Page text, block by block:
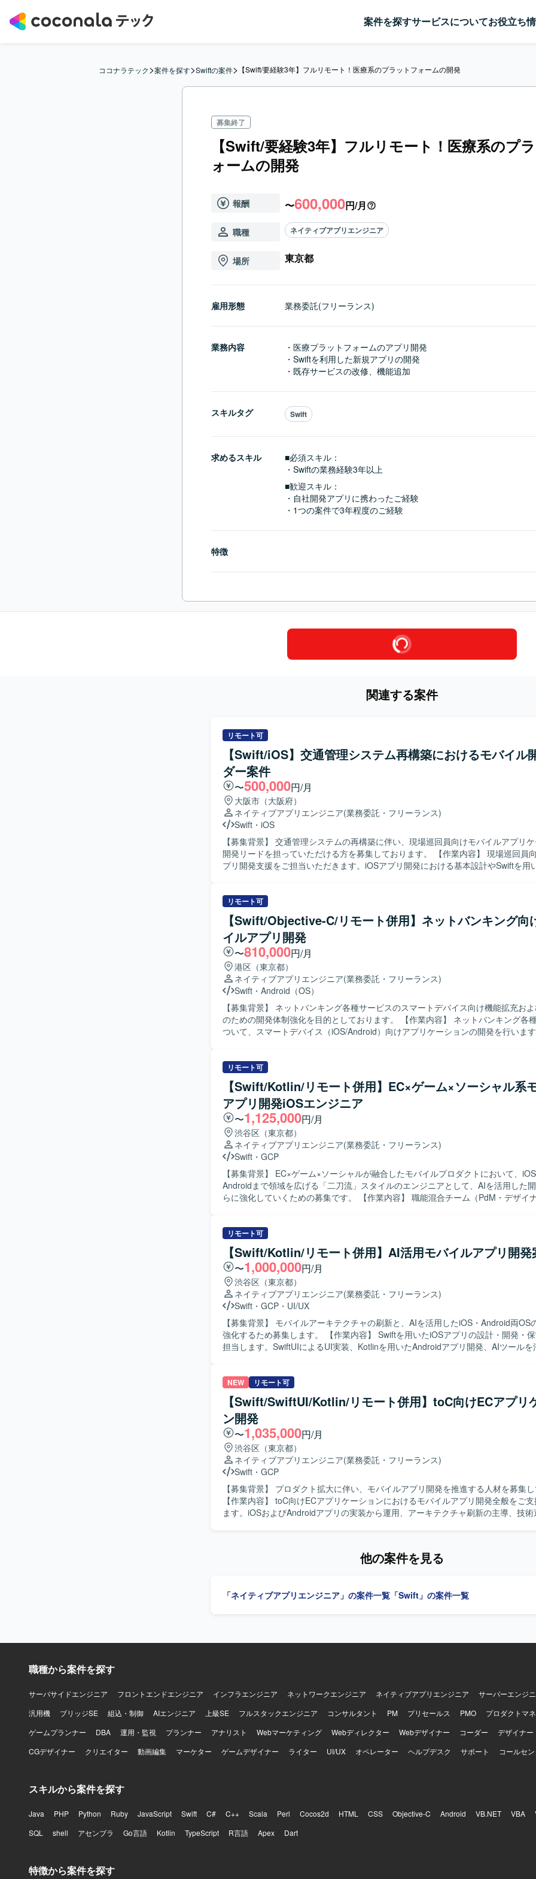
案件を探すサービスについてお役立ち
ココナラテック>案件を探す>Swiftの案件> 【Swift/要経験3年】フルリモート！医療系のプラットフォームの開発
募集終了
【Swift/要経験3年】フルリモート！医療系のプ
ォームの開発
報酬 〜600,000円/月
職種 ネイティブアプリエンジニア
場所 東京都
雇用形態 業務委託(フリーランス)
業務内容
・医療プラットフォームのアプリ開発
・Swiftを利用した新規アプリの開発
・既存サービスの改修、機能追加
スキルタグ Swift
求めるスキル
■必須スキル：
・Swiftの業務経験3年以上
■歓迎スキル：
・自社開発アプリに携わったご経験
・1つの案件で3年程度のご経験
特徴
関連する案件
リモート可
【Swift/iOS】交通管理システム再構築におけるモバイル
ダー案件
〜500,000円/月
大阪市（大阪府）
ネイティブアプリエンジニア(業務委託・フリーランス)
Swift ・ iOS
【募集背景】 交通管理システムの再構築に伴い、現場巡回員向けモバイルアプリ
開発リードを担っていただける方を募集しております。 【作業内容】 現場巡回員向けiPhoneア
プリ開発支援をご担当いただきます。iOSアプリ開発における基本設計やSwiftを用
で一貫して対応していただきます。アプリでは点検情報登録、交通状況入力、写真
報告などの機能を想定しております。 【求める人物像】 モバイルアプリ開発において主体的に
設計方針や開発方針を整理し、関係者と円滑にコミュニケーションを取りながら仕
術課題整理を推進できる方を求めております。開発メンバーを技術面からリードし
や生産性の向上に意欲的に取り組んでいただける方が望ましいです。 【ポジションの魅力】 交
通インフラ領域の重要なシステム再構築プロジェクトにおいて、モバイル開発リー
上流工程から後続工程まで広く関わっていただけます。業務系モバイルアプリや位
真登録などの機能を通じて、現場業務の効率化や安全性向上に貢献できる点が魅力
後、AI開発支援ツールを活用した開発手法の検討にも関与いただける可能性があります
発環境】 iOS（iPhone）向けアプリケーション開発環境を想定しており、Swiftを
行います。バックエンドではJava／Spring Boot、フロントエンドではReact等の技
と連携する想定です。また、AI開発支援ツールの活用を検討している環境です。
リモート可
【Swift/Objective-C/リモート併用】ネットバンキング向
イルアプリ開発
〜810,000円/月
港区（東京都）
ネイティブアプリエンジニア(業務委託・フリーランス)
Swift ・ Android（OS）
【募集背景】 ネットバンキング各種サービスのスマートデバイス向け機能拡充お
のための開発体制強化を目的としております。 【作業内容】 ネットバンキング各種サービスに
ついて、スマートデバイス（iOS/Android）向けアプリケーションの開発を行いま
から実装、テストまで対応できる方を求めております。関係者とコミュニケーショ
がら、品質とユーザビリティを意識した開発ができる方を歓迎いたします。 【ポジションの魅
力】 金融系ネットバンキングサービスの開発に関わることで、大規模なユーザー
スのモバイルアプリ開発経験を積むことができます。iOS/Androidいずれかの専門
つ、金融ドメインの知見も深めていただけます。 【開発環境】 iOS/Android向けモバイルアプ
リ開発環境（Objective-C、Swiftを用いた開発が想定されます）。
リモート可
【Swift/Kotlin/リモート併用】EC×ゲーム×ソーシャル系
アプリ開発iOSエンジニア
〜1,125,000円/月
渋谷区（東京都）
ネイティブアプリエンジニア(業務委託・フリーランス)
Swift ・ GCP
【募集背景】 EC×ゲーム×ソーシャルが融合したモバイルプロダクトにおいて、
Androidまで領域を広げる「二刀流」スタイルのエンジニアとして、AIを活用した
らに強化していくための募集です。 【作業内容】 職能混合チーム（PdM・デザイナー・エンジ
クチャ設計を含めた実装・運用全般を担っていただきます。あわせて、Kotlinを用
アプリ開発にも関与し、Jetpack ComposeによるUI実装など、iOS側の知見を活か
の開発を行っていただきます。ClaudeなどのAIツールを活用しながら実装計画の
生成、レビューの効率化を進め、モバイルアーキテクチャの設計やドメイン分離に
列性向上に向けた刷新を推進していただきます。また、PdM・デザイナーと連携
数値やKPIに基づいた機能開発、リリース後の効果分析までを通してプロダクト開
っていただきます。 【求める人物像】 プロダクトのミッションやバリューに共感し、EC体験
の可能性に興味をお持ちの方を求めています。変化の大きい環境の中でも挑戦を楽
トウェアを軸に大きなチャレンジをしたいと考えている方にマッチします。事業や
距離で数値やユーザーの声を捉えながら、主体的に開発をリードしていける方を歓
【ポジションの魅力】 少数精鋭のチームにおいて、自ら設計したモバイルアーキ
Android両OSの「二刀流」開発プロセスを自ら設計し、AI時代のモバイル開発の在
ながら探求していくことができます。EC×ゲーム×ソーシャルが組み合わさった複
で、高度な状態管理やパフォーマンス最適化に取り組むことで、エンジニアとして
大きく高めていただけます。 【開発環境】 Swift、Kotlin、Goを用いた開発を行い、UIフレーム
ワークとしてSwiftUIやJetpack Composeを採用しています。Android Architecture
やMVVMなどのアーキテクチャを活用し、XcodeおよびAndroid Studio上で開発を
ンフラにはGoogle Cloudを用い、gRPCやProtocol Buffersによる通信、Bitriseや
Actions、Cloud Buildを用いたCI/CDを構築しています。Terraformによる構成管理
やCloud Monitoringなどのモニタリング基盤、BigQueryやLooker Studioによる分
によるQA自動化、ClaudeやGitHub CopilotなどのAIツール群、GitHub・Slack・
を組み合わせたモダンな開発環境で、アジャイル開発を実践しています。
リモート可
【Swift/Kotlin/リモート併用】AI活用モバイルアプリ開発
〜1,000,000円/月
渋谷区（東京都）
ネイティブアプリエンジニア(業務委託・フリーランス)
Swift ・ GCP ・ UI/UX
【募集背景】 モバイルアーキテクチャの刷新と、AIを活用したiOS・Android両OS
強化するため募集します。 【作業内容】 Swiftを用いたiOSアプリの設計・開発・保守・運用を
担当します。SwiftUIによるUI実装、Kotlinを用いたAndroidアプリ開発、AIツールを
クトの価値向上に向けて、オーナーシップを持ち挑戦を続けられる方を求めていま
速い環境で、チームと連携しながら成果創出に取り組める方に適したポジションです。
ションの魅力】 モバイルアーキテクチャの設計や技術選定に深く関与できます。
iOS・Android両OSの開発プロセスを構築し、複雑なEC・ゲーム・ソーシャル領域
難度な技術課題に取り組めます。 【開発環境】 Swift、Kotlin、Go、SwiftUI、Jetpack
Compose、Google Cloud、gRPC、Protocol Buffers、Bitrise、GitHub Actions、
BigQuery、Figmaなどを使用します。
NEW リモート可
【Swift/SwiftUI/Kotlin/リモート併用】toC向けECアプリ
ン開発
〜1,035,000円/月
渋谷区（東京都）
ネイティブアプリエンジニア(業務委託・フリーランス)
Swift ・ GCP
【募集背景】 プロダクト拡大に伴い、モバイルアプリ開発を推進する人材を募集
【作業内容】 toC向けECアプリケーションにおけるモバイルアプリ開発全般をご
ます。iOSおよびAndroidアプリの実装から運用、アーキテクチャ刷新の主導、技
組み、関係者と連携しながら開発を推進できる方を求めています。 【ポジションの魅力】 プロ
Cloud Build、Terraform、BigQuery、Looker Studio、Claude、Codex、Cursor、
他の案件を見る
「ネイティブアプリエンジニア」の案件一覧 「Swift」の案件一覧
職種から案件を探す
サーバサイドエンジニア フロントエンドエンジニア インフラエンジニア ネットワークエンジニア ネイティブアプリエンジニア
サーバーエンジ
汎用機
ブリッジSE 組込・制御 AIエンジニア 上級SE フルスタックエンジニア コンサルタント PM プリセールス PMO
プロダクトマ
ゲームプランナー
DBA 運用・監視 プランナー アナリスト Webマーケティング Webディレクター Webデザイナー コーダー
デザイナー
CGデザイナー
クリエイター 動画編集 マーケター ゲームデザイナー ライター UI/UX オペレーター ヘルプデスク サポート コールセ
スキルから案件を探す
Java PHP Python Ruby JavaScript Swift C# C++ Scala Perl Cocos2d HTML CSS Objective-C Android VB.NET VBA
SQL
shell アセンブラ Go言語 Kotlin TypeScript R言語 Apex Dart
特徴から案件を探す